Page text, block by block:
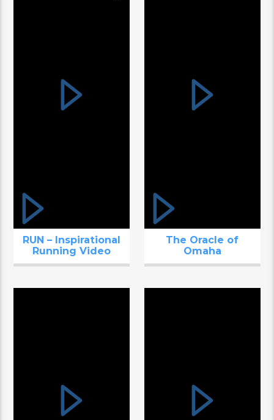
RUN – Inspirational
Running Video
The Oracle of
Omaha